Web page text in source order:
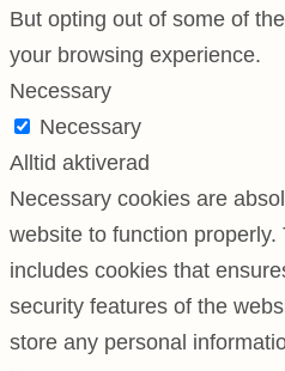
But opting out of some of
your browsing experience.
Necessary
Necessary
Alltid aktiverad
Necessary cookies are
website to function
includes cookies that
security features of the
store any personal